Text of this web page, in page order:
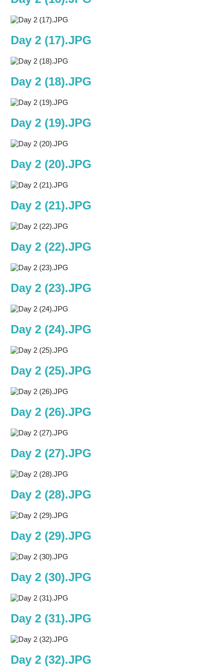
Day 2 (17).JPG
Day 2 (18).JPG
Day 2 (19).JPG
Day 2 (20).JPG
Day 2 (21).JPG
Day 2 (22).JPG
Day 2 (23).JPG
Day 2 (24).JPG
Day 2 (25).JPG
Day 2 (26).JPG
Day 2 (27).JPG
Day 2 (28).JPG
Day 2 (29).JPG
Day 2 (30).JPG
Day 2 (31).JPG
Day 2 (32).JPG